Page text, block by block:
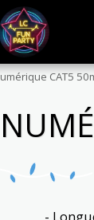
CAT5